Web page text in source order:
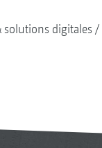
solutions digitales